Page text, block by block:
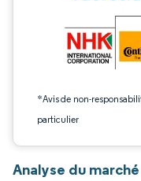
*Avis de non-
particulier
Analyse du